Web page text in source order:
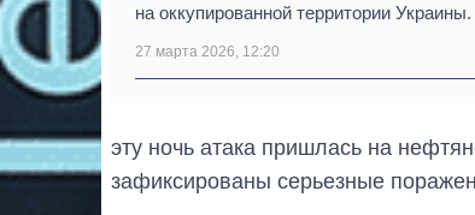
на оккупированной территории Украины.
27 марта 2026, 12:20
эту ночь атака пришлась на
зафиксированы серьезные